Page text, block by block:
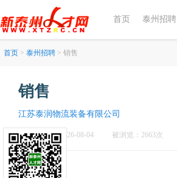
首页 泰州招聘
首页 > 泰州招聘 > 销售
销售
江苏泰润物流装备有限公司
刷新于：2026-08-04 被浏览：2663次
面议